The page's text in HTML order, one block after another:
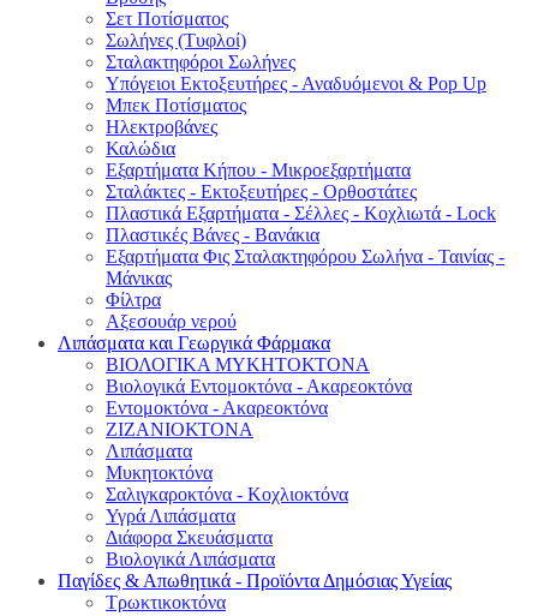
Σετ Ποτίσματος
Σωλήνες (Τυφλοί)
Σταλακτηφόροι Σωλήνες
Υπόγειοι Εκτοξευτήρες - Αναδυόμενοι & Pop Up
Μπεκ Ποτίσματος
Ηλεκτροβάνες
Καλώδια
Εξαρτήματα Κήπου - Μικροεξαρτήματα
Σταλάκτες - Εκτοξευτήρες - Ορθοστάτες
Πλαστικά Εξαρτήματα - Σέλλες - Κοχλιωτά - Lock
Πλαστικές Βάνες - Βανάκια
Εξαρτήματα Φις Σταλακτηφόρου Σωλήνα - Ταινίας -
Μάνικας
Φίλτρα
Αξεσουάρ νερού
Λιπάσματα και Γεωργικά Φάρμακα
ΒΙΟΛΟΓΙΚΑ ΜΥΚΗΤΟΚΤΟΝΑ
Βιολογικά Εντομοκτόνα - Ακαρεοκτόνα
Εντομοκτόνα - Ακαρεοκτόνα
ΖΙΖΑΝΙΟΚΤΟΝΑ
Λιπάσματα
Μυκητοκτόνα
Σαλιγκαροκτόνα - Κοχλιοκτόνα
Υγρά Λιπάσματα
Διάφορα Σκευάσματα
Βιολογικά Λιπάσματα
Παγίδες & Απωθητικά - Προϊόντα Δημόσιας Υγείας
Τρωκτικοκτόνα